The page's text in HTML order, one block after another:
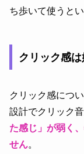
ち歩いて使うと
クリック感
クリック感につ
設計でクリック
た感じ」が弱く
せん。